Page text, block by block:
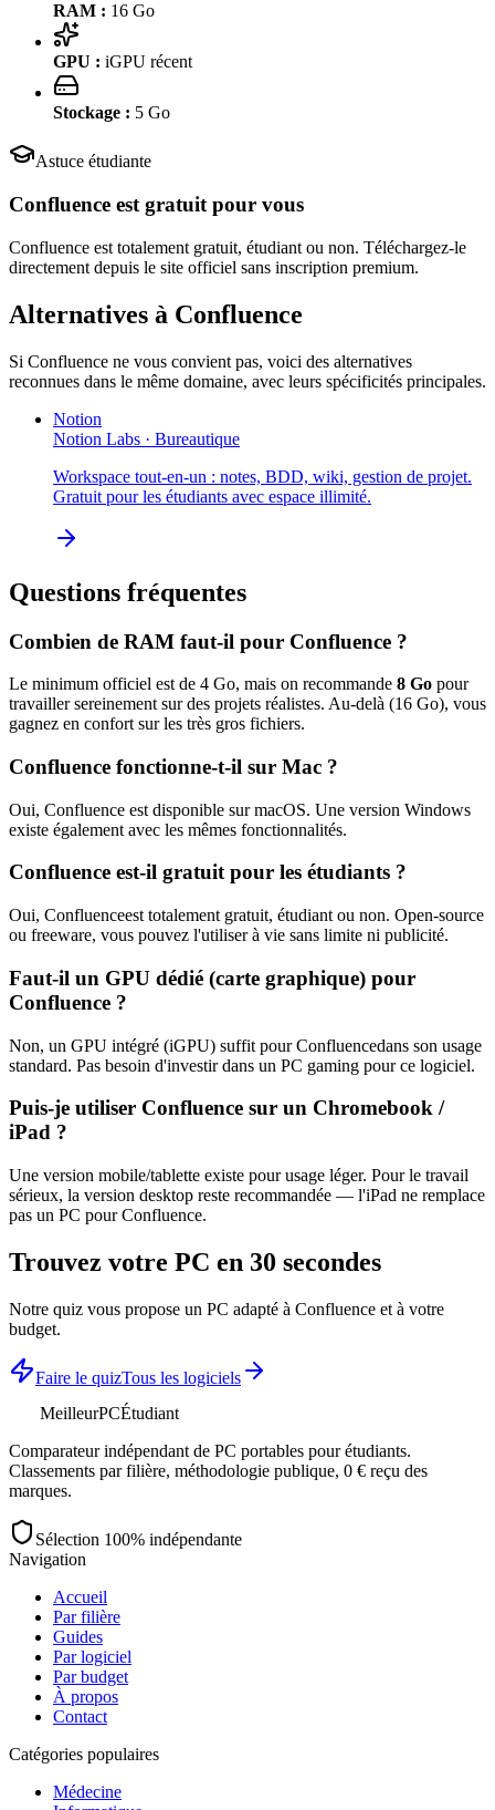
RAM : 16 Go
GPU : iGPU récent
Stockage : 5 Go
Astuce étudiante
Confluence est gratuit pour vous
Confluence est totalement gratuit, étudiant ou non. Téléchargez-le
directement depuis le site officiel sans inscription premium.
Alternatives à Confluence
Si Confluence ne vous convient pas, voici des alternatives
reconnues dans le même domaine, avec leurs spécificités principales.
Notion
Notion Labs · Bureautique
Workspace tout-en-un : notes, BDD, wiki, gestion de projet.
Gratuit pour les étudiants avec espace illimité.
Questions fréquentes
Combien de RAM faut-il pour Confluence ?
Le minimum officiel est de 4 Go, mais on recommande 8 Go pour
travailler sereinement sur des projets réalistes. Au-delà (16 Go), vous
gagnez en confort sur les très gros fichiers.
Confluence fonctionne-t-il sur Mac ?
Oui, Confluence est disponible sur macOS. Une version Windows
existe également avec les mêmes fonctionnalités.
Confluence est-il gratuit pour les étudiants ?
Oui, Confluenceest totalement gratuit, étudiant ou non. Open-source
ou freeware, vous pouvez l'utiliser à vie sans limite ni publicité.
Faut-il un GPU dédié (carte graphique) pour
Confluence ?
Non, un GPU intégré (iGPU) suffit pourConfluencedans son usage
standard. Pas besoin d'investir dans un PC gaming pour ce logiciel.
Puis-je utiliser Confluence sur un Chromebook /
iPad ?
Une version mobile/tablette existe pour usage léger. Pour le travail
sérieux, la version desktop reste recommandée — l'iPad ne remplace
pas un PC pourConfluence.
Trouvez votre PC en 30 secondes
Notre quiz vous propose un PC adapté à Confluence et à votre
budget.
Faire le quizTous les logiciels
MeilleurPCÉtudiant
Comparateur indépendant de PC portables pour étudiants.
Classements par filière, méthodologie publique, 0 € reçu des
marques.
Sélection 100% indépendante
Navigation
Accueil
Par filière
Guides
Par logiciel
Par budget
À propos
Contact
Catégories populaires
Médecine